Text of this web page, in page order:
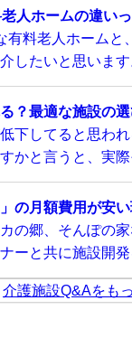
人ホームの違い
有料老人ホーム
したいと思いま
？最適な施設の
下してると思わ
かと言うと、実
の月額費用が安い
の郷、そんぽの
ーと共に施設開
介護施設Q&Aをも